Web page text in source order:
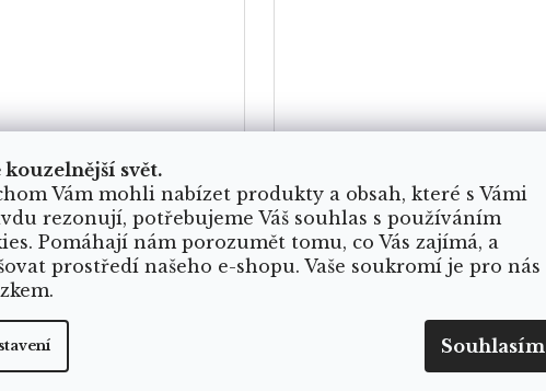
kouzelnější svět.
Vám mohli nabízet produkty a obsah, které s Vámi
rezonují, potřebujeme Váš souhlas s používáním
Pomáhají nám porozumět tomu, co Vás zajímá, a
prostředí našeho e-shopu. Vaše soukromí je pro nás
Souhlasím
růženínová miska Vajíčko - křišťál